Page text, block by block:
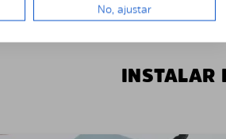
INSTALAR
No, ajustar